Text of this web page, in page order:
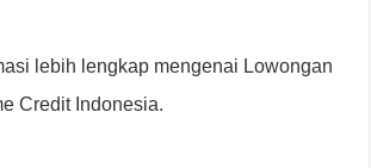
lebih lengkap mengenai Lowongan
Credit Indonesia.